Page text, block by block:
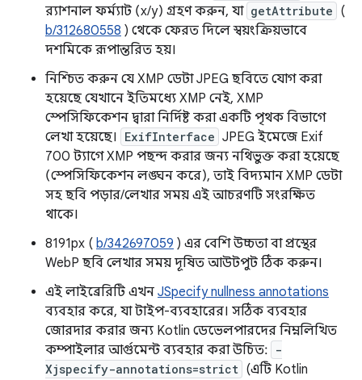
র‍্যাশনাল ফর্ম্যাট (x/y) গ্রহণ করুন, যা getAttribute (
b/312680558 ) থেকে ফেরত দিলে স্বয়ংক্রিয়ভাবে
দশমিকে রূপান্তরিত হয়।
নিশ্চিত করুন যে XMP ডেটা JPEG ছবিতে যোগ করা
হয়েছে যেখানে ইতিমধ্যে XMP নেই, XMP
স্পেসিফিকেশন দ্বারা নির্দিষ্ট করা একটি পৃথক বিভাগে
লেখা হয়েছে।
ExifInterface JPEG ইমেজে Exif
700 ট্যাগে XMP পছন্দ করার জন্য নথিভুক্ত করা হয়েছে
(স্পেসিফিকেশন লঙ্ঘন করে), তাই বিদ্যমান XMP ডেটা
সহ ছবি পড়ার/লেখার সময় এই আচরণটি সংরক্ষিত
থাকে।
8191px ( b/342697059 ) এর বেশি উচ্চতা বা প্রস্থের
WebP ছবি লেখার সময় দূষিত আউটপুট ঠিক করুন।
এই লাইব্রেরিটি এখন JSpecify nullness annotations
ব্যবহার করে, যা টাইপ-ব্যবহারের। সঠিক ব্যবহার
জোরদার করার জন্য Kotlin ডেভেলপারদের নিম্নলিখিত
কম্পাইলার আর্গুমেন্ট ব্যবহার করা উচিত: -
Xjspecify-annotations=strict (এটি Kotlin